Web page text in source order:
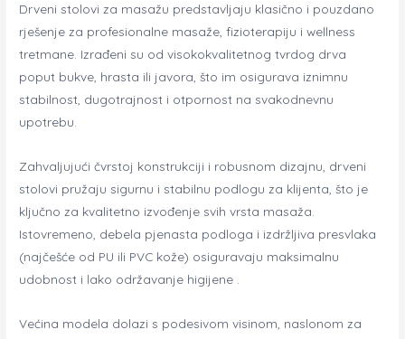
Drveni stolovi za masažu predstavljaju klasično i pouzdano
rješenje za profesionalne masaže, fizioterapiju i wellness
tretmane. Izrađeni su od visokokvalitetnog tvrdog drva
poput bukve, hrasta ili javora, što im osigurava iznimnu
stabilnost, dugotrajnost i otpornost na svakodnevnu
upotrebu.
Zahvaljujući čvrstoj konstrukciji i robusnom dizajnu, drveni
stolovi pružaju sigurnu i stabilnu podlogu za klijenta, što je
ključno za kvalitetno izvođenje svih vrsta masaža.
Istovremeno, debela pjenasta podloga i izdržljiva presvlaka
(najčešće od PU ili PVC kože) osiguravaju maksimalnu
udobnost i lako održavanje higijene .
Većina modela dolazi s podesivom visinom, naslonom za